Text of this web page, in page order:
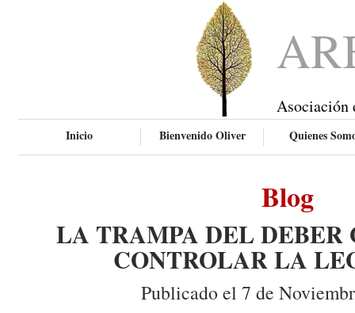
Asociación
Inicio Bienvenido Oliver Quienes
Blog
LA TRAMPA DEL DEBER
CONTROLAR LA
Publicado el 7 de